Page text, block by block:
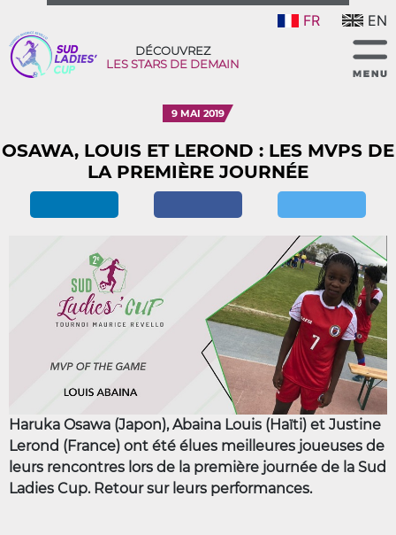
FR EN
DÉCOUVREZ
LES STARS DE DEMAIN
9 MAI 2019
OSAWA, LOUIS ET LEROND : LES MVPS DE
LA PREMIÈRE JOURNÉE
Haruka Osawa (Japon), Abaina Louis (Haïti) et Justine
Lerond (France) ont été élues meilleures joueuses de
leurs rencontres lors de la première journée de la Sud
Ladies Cup. Retour sur leurs performances.